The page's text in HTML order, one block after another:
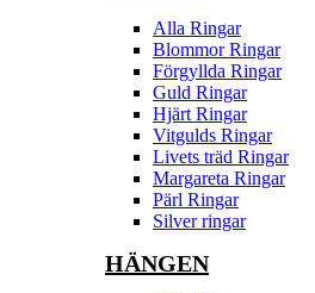
Alla Ringar
Blommor Ringar
Förgyllda Ringar
Guld Ringar
Hjärt Ringar
Vitgulds Ringar
Livets träd Ringar
Margareta Ringar
Pärl Ringar
Silver ringar
HÄNGEN